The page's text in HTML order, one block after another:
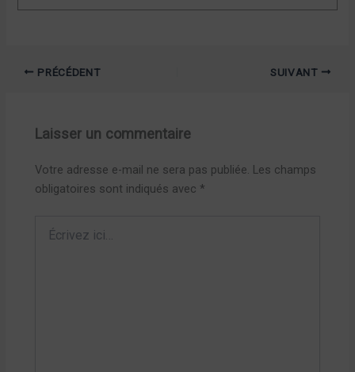
PRÉCÉDENT SUIVANT
Laisser un commentaire
Votre adresse e-mail ne sera pas publiée. Les champs
obligatoires sont indiqués avec *
ici…